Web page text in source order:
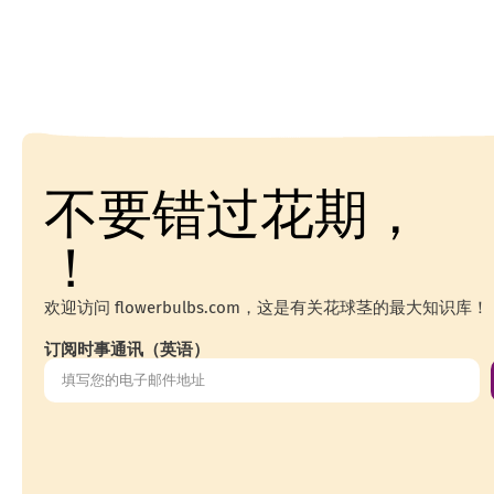
不要错过花期，
！
欢迎访问 flowerbulbs.com，这是有关花球茎的最大知识库！
订阅时事通讯（英语）